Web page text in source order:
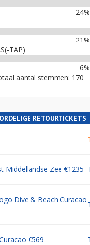
TAP)
aantal stemmen: 170
RETOURTICKETS
Middellandse Zee €1235
Dive & Beach Curacao
€569